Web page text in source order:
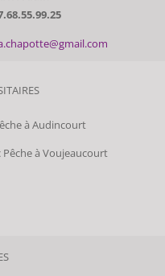
à Audincourt
Pêche à Voujeaucourt